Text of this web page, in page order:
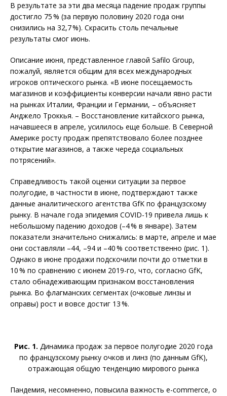
В результате за эти два месяца падение продаж группы
достигло 75 % (за первую половину 2020 года они
снизились на 32,7 %). Скрасить столь печальные
результаты смог июнь.
Описание июня, представленное главой Safilo Group,
пожалуй, является общим для всех международных
игроков оптического рынка. «В июне посещаемость
магазинов и коэффициенты конверсии начали явно расти
на рынках Италии, Франции и Германии, – объясняет
Анджело Троккья. – Восстановление китайского рынка,
начавшееся в апреле, усилилось еще больше. В Северной
Америке росту продаж препятствовало более позднее
открытие магазинов, а также череда социальных
потрясений».
Справедливость такой оценки ситуации за первое
полугодие, в частности в июне, подтверждают также
данные аналитического агентства GfK по французскому
рынку. В начале года эпидемия CO­VID-19 привела лишь к
небольшому падению доходов (–4 % в январе). Затем
показатели значительно снижались: в марте, апреле и мае
они составляли –44, –94 и –40 % соответственно (рис. 1).
Однако в июне продажи подскочили почти до отметки в
10 % по сравнению с июнем 2019-го, что, согласно GfK,
стало обнадеживающим признаком восстановления
рынка. Во флагманских сегментах (очковые линзы и
оправы) рост и вовсе достиг 13 %.
Рис. 1. Динамика продаж за первое полугодие 2020 года
по французскому рынку очков и линз (по данным GfK),
отражающая общую тенденцию мирового рынка
Пандемия, несомненно, повысила важность e-commerce, о